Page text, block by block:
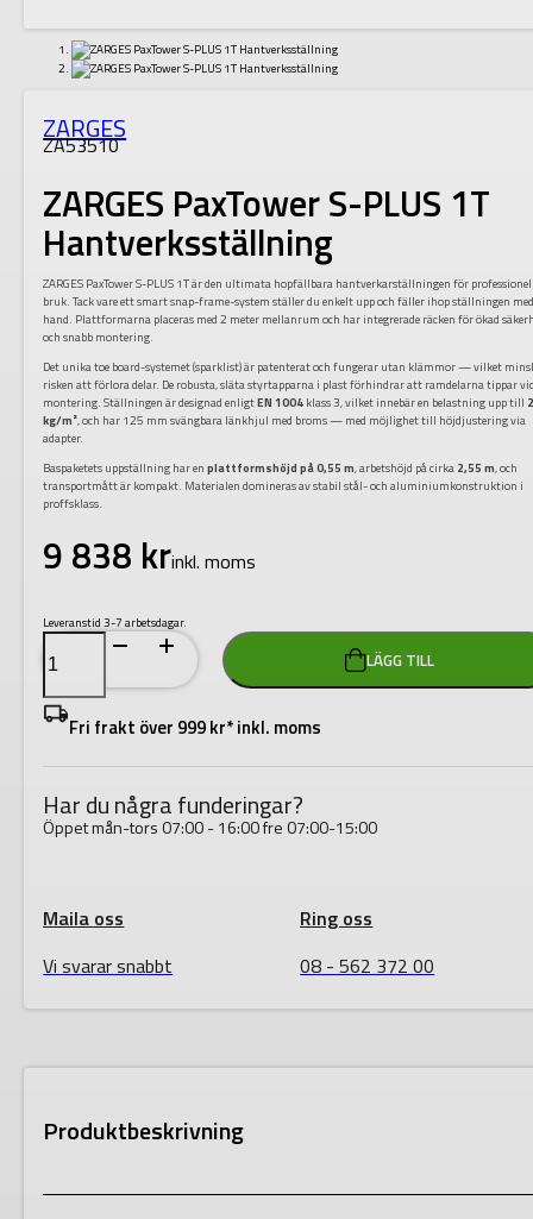
ZARGES
ZA53510
ZARGES PaxTower S-PLUS 1T
Hantverksställning
ZARGES PaxTower S-PLUS 1T är den ultimata hopfällbara hantverkarställningen för
bruk. Tack vare ett smart snap-frame-system ställer du enkelt upp och fäller ihop ställningen
hand. Plattformarna placeras med 2 meter mellanrum och har integrerade räcken för ökad
och snabb montering.
Det unika toe board-systemet (sparklist) är patenterat och fungerar utan klämmor — vilket
risken att förlora delar. De robusta, släta styrtapparna i plast förhindrar att ramdelarna tippar
montering. Ställningen är designad enligtEN 1004 klass 3, vilket innebär en belastning upp till
kg/m², och har 125 mm svängbara länkhjul med broms — med möjlighet till höjdjustering via
adapter.
Baspaketets uppställning har enplattformshöjd på 0,55 m, arbets­höjd på cirka 2,55 m, och
transportmått är kompakt. Materialen domineras av stabil stål- och aluminiumkonstruktion i
proffsklass.
9 838 krinkl. moms
Leveranstid 3-7 arbetsdagar.
ZARGES
PaxTower
S-
PLUS
1T
Hantverksställning
LÄGG TILL
Fri frakt över 999 kr* inkl. moms
Har du några funderingar?
Öppet mån-tors 07:00 - 16:00 fre 07:00-15:00
Maila oss
Vi svarar snabbt
Ring oss
08 - 562 372 00
Produktbeskrivning